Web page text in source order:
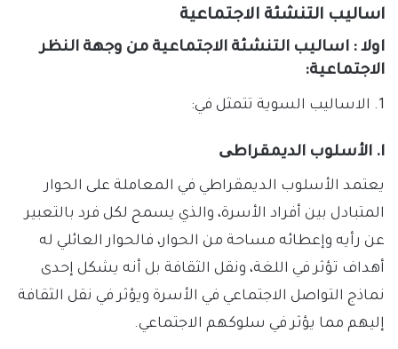
اساليب التنشئة الاجتماعية
اولا : اساليب التنشئة الاجتماعية من وجهة النظر
الاجتماعية:
1. الاساليب السوية تتمثل في:
ا. الأسلوب الديمقراطی
يعتمد الأسلوب الديمقراطي في المعاملة على الحوار
المتبادل بين أفراد الأسرة، والذي يسمح لكل فرد بالتعبير
عن رأيه وإعطائه مساحة من الحوار، فالحوار العائلي له
أهداف تؤثر في اللغة، ونقل الثقافة بل أنه يشكل إحدى
نماذج التواصل الاجتماعي في الأسرة ويؤثر في نقل الثقافة
إليهم مما يؤثر في سلوكهم الاجتماعي.